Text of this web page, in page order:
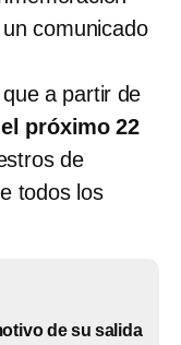
comunicado
a partir de
próximo 22
de
todos los
de su salida